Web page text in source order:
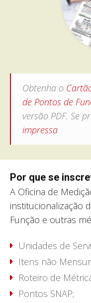
Obtenha o
de Pontos de
versão PDF. Se
impressa
Por que se
A Oficina de
institucionalização
Função e outras
Unidades de
Itens não
Roteiro de
Pontos SNAP;